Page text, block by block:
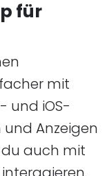
für
mit
und iOS-
Anzeigen
auch mit